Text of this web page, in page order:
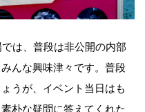
は、普段は非公開の内部
んな興味津々です。普段
うが、イベント当日はも
朴な疑問に答えてくれた